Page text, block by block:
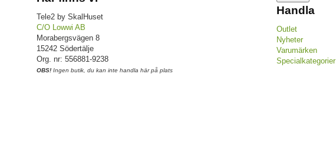
Tele2 by SkalHuset
C/O Lowwi AB
Morabergsvägen 8
15242 Södertälje
Org. nr: 556881-9238
OBS! Ingen butik, du kan inte handla här på plats
Handla
Outlet
Nyheter
Varumärken
Specialkategorier